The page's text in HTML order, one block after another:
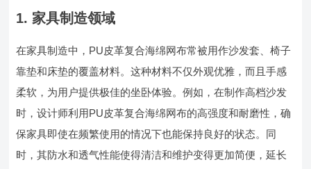
1. 家具制造领域
在家具制造中，PU皮革复合海绵网布常被用作沙发套、椅子
靠垫和床垫的覆盖材料。这种材料不仅外观优雅，而且手感
柔软，为用户提供极佳的坐卧体验。例如，在制作高档沙发
时，设计师利用PU皮革复合海绵网布的高强度和耐磨性，确
保家具即使在频繁使用的情况下也能保持良好的状态。同
时，其防水和透气性能使得清洁和维护变得更加简便，延长